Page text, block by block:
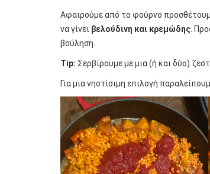
Αφαιρούμε από το φούρνο
να γίνει βελούδινη και κρεμώδης .
βούληση.
Tip: Σερβίρουμε με μια (ή και δύο)
Για μια νηστίσιμη επιλογή